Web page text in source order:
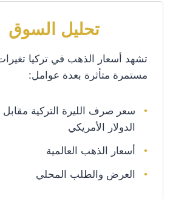
تحليل السوق
تشهد أسعار الذهب في تركيا
مستمرة متأثرة بعدة عوامل:
سعر صرف الليرة التركية مقابل
الدولار الأمريكي
أسعار الذهب العالمية
العرض والطلب المحلي